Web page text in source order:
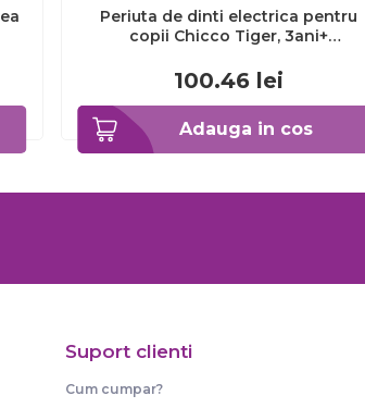
Adauga in cos
Periuta de dinti electrica pentru
copii Chicco Tiger, 3ani+
100.46 lei
Suport clienti
Cum cumpar?